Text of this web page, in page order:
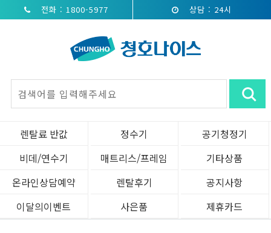
전화 : 1800-5977 상담 : 24시
렌탈료 반값 정수기
공기청정기
비데/연수기
매트리스/프레임
기타상품
온라인상담예약
렌탈후기
공지사항
이달의이벤트
사은품 제휴카드